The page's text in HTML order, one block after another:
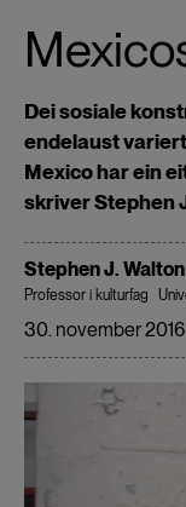
Dei sosiale
endelaust
Mexico har ein
skriver Stephen
Stephen J. Walton
Professor i kulturfag
30. november 2016